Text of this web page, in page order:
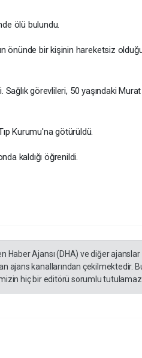
ölü bulundu.
önünde bir kişinin hareketsiz
görevlileri, 50 yaşındaki Murat
Kurumu'na götürüldü.
kaldığı öğrenildi.
Haber Ajansı (DHA) ve diğer
ajans kanallarından çekilmektedir.
hiç bir editörü sorumlu tutulamaz...